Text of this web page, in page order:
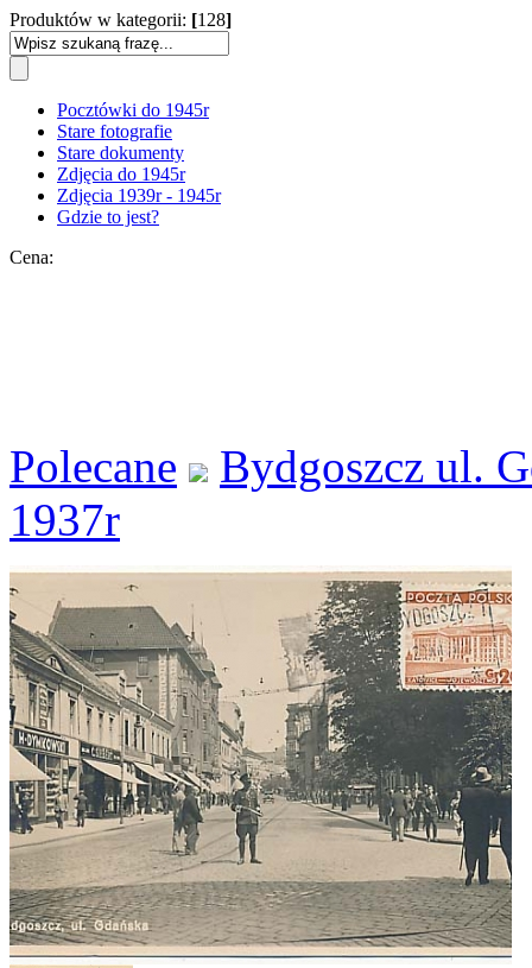
Produktów w kategorii: [128]
Pocztówki do 1945r
Stare fotografie
Stare dokumenty
Zdjęcia do 1945r
Zdjęcia 1939r - 1945r
Gdzie to jest?
Cena:
Polecane
Bydgoszcz ul.
1937r